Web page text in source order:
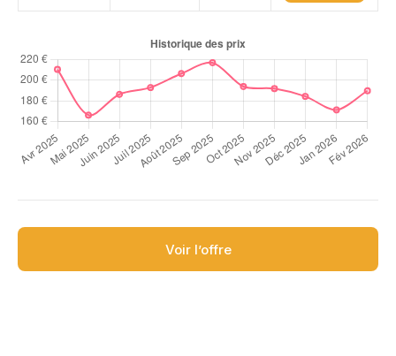
Voir l’offre